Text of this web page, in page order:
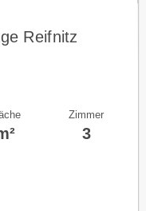
Reifnitz
Zimmer
3